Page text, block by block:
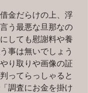
金だらけの上、浮
う最悪な旦那なの
しても慰謝料や養
事は無いでしょう
り取りや画像の証
ってらっしゃると
調査にお金を掛け